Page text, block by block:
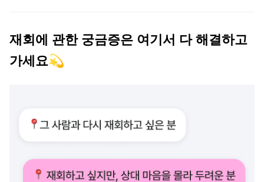
재회에 관한 궁금증은 여기서 다 해결하고
가세요💫